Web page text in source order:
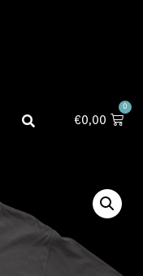
€0,00
0